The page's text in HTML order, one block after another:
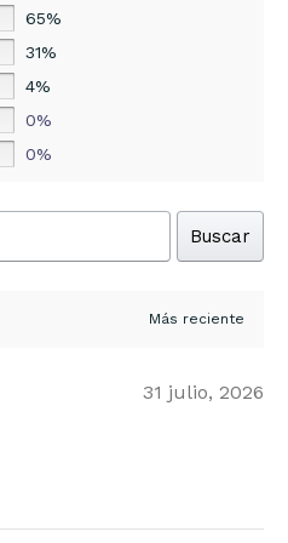
65%
31%
4%
0%
0%
Buscar
31 julio, 2026